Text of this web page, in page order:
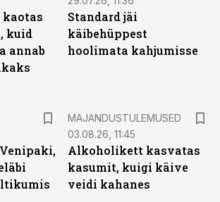
kaotas
kuid
annab
Standard jäi
käibehüppest
hoolimata kahjumisse
MAJANDUSTULEMUSED
03.08.26, 11:45
Alkoholikett kasvatas
kasumit, kuigi käive
veidi kahanes